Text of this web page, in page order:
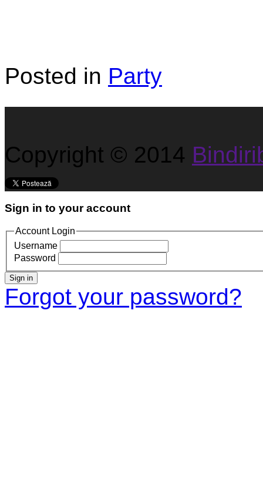
Posted in Party
Copyright © 2014
Sign in to your account
Account Login
Username
Password
Sign in
Forgot your password?